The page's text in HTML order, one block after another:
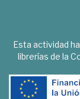
Esta actividad
librerías de la